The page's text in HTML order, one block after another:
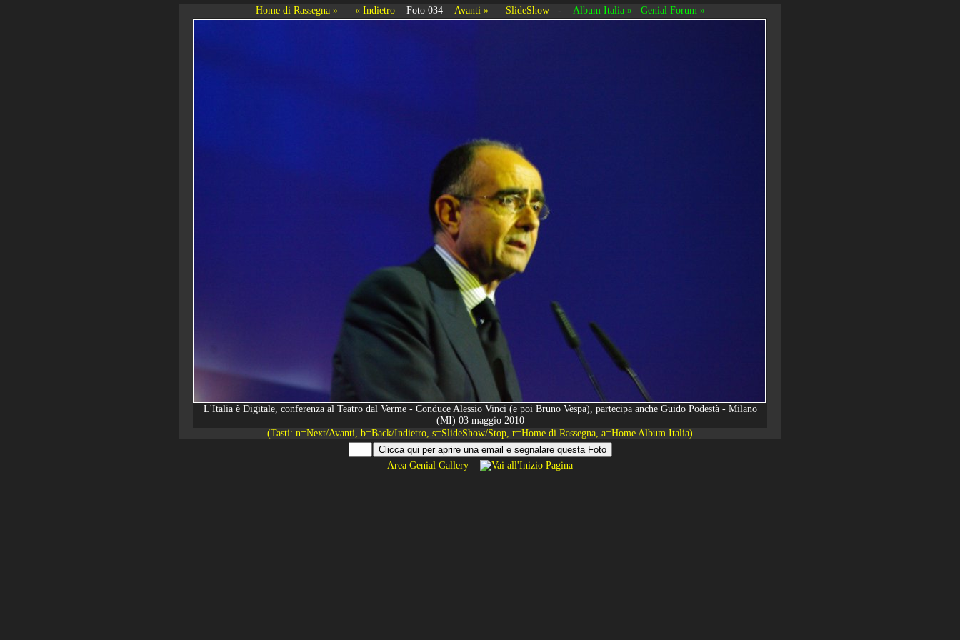
Home di Rassegna » « Indietro Foto 034 Avanti » SlideShow- Album Italia » Genial Forum »
L'Italia è Digitale, conferenza al Teatro dal Verme - Conduce Alessio Vinci (e poi Bruno Vespa), partecipa anche Guido Podestà - Milano
(MI) 03 maggio 2010
(Tasti: n=Next/Avanti, b=Back/Indietro, s=SlideShow/Stop, r=Home di Rassegna, a=Home Album Italia)
Area Genial Gallery